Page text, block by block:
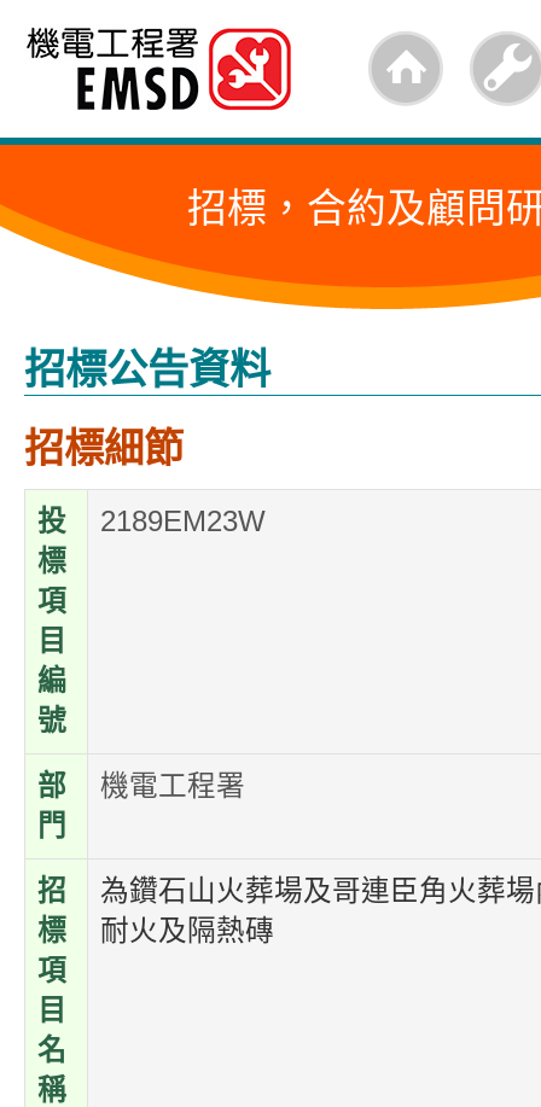
跳
內
的
始
招標，合約及顧問
招標公告資料
招標細節
投
標
項
目
編
號
2189EM23W
部
門
機電工程署
招
標
項
目
名
稱
為鑽石山火葬場及哥連臣角火葬
耐火及隔熱磚